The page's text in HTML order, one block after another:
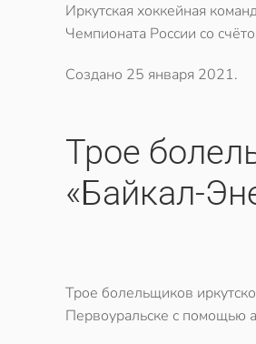
Иркутская хоккейная
Чемпионата России со
Создано 25 января 2021.
​Трое
«Байкал-
Трое болельщиков
Первоуральске с помощью